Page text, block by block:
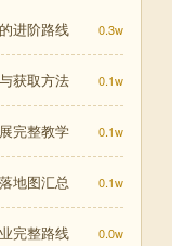
进阶路线 0.3w
获取方法 0.1w
完整教学 0.1w
地图汇总 0.1w
完整路线 0.0w